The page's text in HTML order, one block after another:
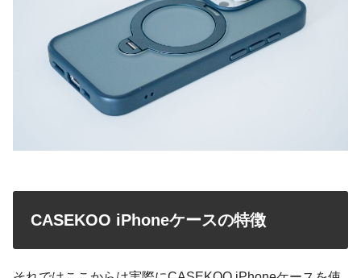
CASEKOO iPhoneケースの特徴